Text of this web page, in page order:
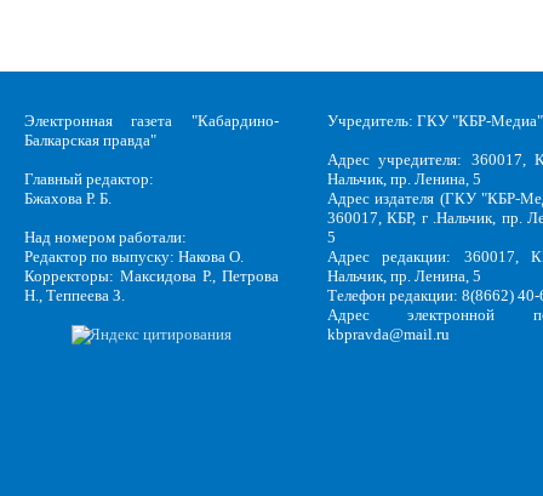
Электронная газета "Кабардино-
Балкарская правда"
Главный редактор:
Бжахова Р. Б.
Над номером работали:
Редактор по выпуску: Накова О.
Корректоры: Максидова Р., Петрова
Н., Теппеева З.
Учредитель: ГКУ "КБР-Медиа"
Адрес учредителя: 360017,
Нальчик, пр. Ленина, 5
Адрес издателя (ГКУ "КБР-
360017, КБР, г .Нальчик, пр.
5
Адрес редакции: 360017,
Нальчик, пр. Ленина, 5
Телефон редакции: 8(8662)
Адрес электронной
kbpravda@mail.ru